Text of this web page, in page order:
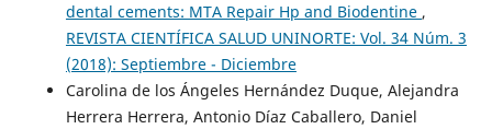
dental cements: MTA Repair Hp and Biodentine ,
REVISTA CIENTÍFICA SALUD UNINORTE: Vol. 34 Núm. 3
(2018): Septiembre - Diciembre
Carolina de los Ángeles Hernández Duque, Alejandra
Herrera Herrera, Antonio Díaz Caballero, Daniel